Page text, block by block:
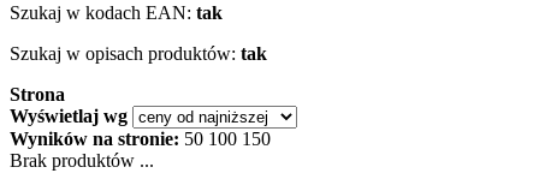
Szukaj w kodach EAN: tak
Szukaj w opisach produktów: tak
Strona
Wyświetlaj wg
Wyników na stronie: 50 100 150
Brak produktów ...